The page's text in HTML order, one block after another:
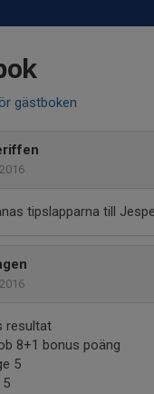
gästboken
tipslapparna till
resultat
8+1 bonus poäng
5
5